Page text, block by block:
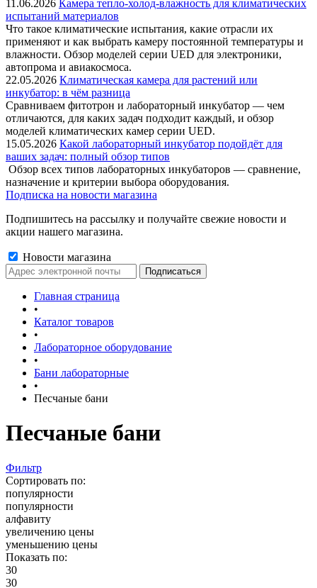
11.06.2026 Камера тепло-холод-влажность для климатических
испытаний материалов
Что такое климатические испытания, какие отрасли их
применяют и как выбрать камеру постоянной температуры и
влажности. Обзор моделей серии UED для электроники,
автопрома и авиакосмоса.
22.05.2026 Климатическая камера для растений или
инкубатор: в чём разница
Сравниваем фитотрон и лабораторный инкубатор — чем
отличаются, для каких задач подходит каждый, и обзор
моделей климатических камер серии UED.
15.05.2026 Какой лабораторный инкубатор подойдёт для
ваших задач: полный обзор типов
Обзор всех типов лабораторных инкубаторов — сравнение,
назначение и критерии выбора оборудования.
Подписка на новости магазина
Подпишитесь на рассылку и получайте свежие новости и
акции нашего магазина.
Новости магазина
Главная страница
•
Каталог товаров
•
Лабораторное оборудование
•
Бани лабораторные
•
Песчаные бани
Песчаные бани
Фильтр
Сортировать по:
популярности
популярности
алфавиту
увеличению цены
уменьшению цены
Показать по:
30
30